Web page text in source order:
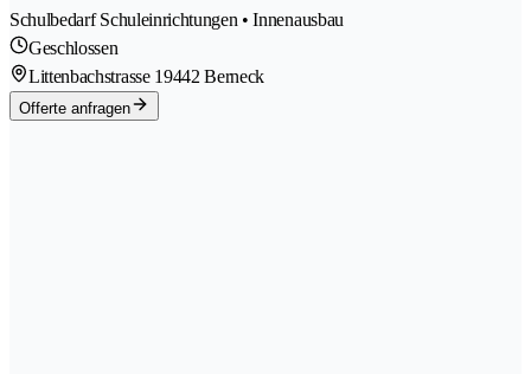
Schulbedarf Schuleinrichtungen • Innenausbau
Geschlossen
Littenbachstrasse 19442 Berneck
Offerte anfragen